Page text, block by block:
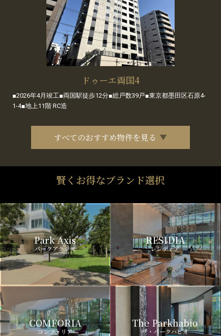
ドゥーエ両国4
■2026年4月竣工■両国駅徒歩12分■総戸数39戸■東京都墨田区石原4-
1-4■地上11階 RC造
すべてのおすすめ物件を見る
賢くお得なブランド選択
Park Axis
パークアクシス
RESIDIA
レジディア
COMFORIA
コンフォリア
The Parkhabio
ザ・パークハビオ